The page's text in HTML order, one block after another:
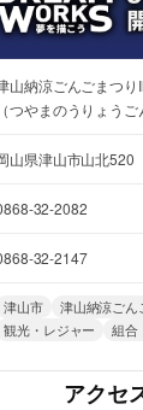
山納涼ごんごまつり
（つやまのうりょうご
山県津山市山北520
32-2082
32-2147
津山市 津山納涼ごん
観光・レジャー
組合
アクセ